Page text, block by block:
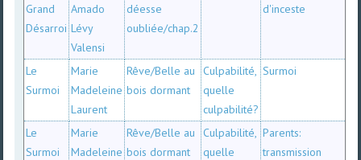
Grand
Désarroi
Amado
Lévy
Valensi
déesse
oubliée/chap.2
d'inceste
Le
Surmoi
Marie
Madeleine
Laurent
Rêve/Belle au
bois dormant
Culpabilité,
quelle
culpabilité?
Surmoi
Le
Surmoi
Marie
Madeleine
Rêve/Belle au
bois dormant
Culpabilité,
quelle
Parents:
transmission